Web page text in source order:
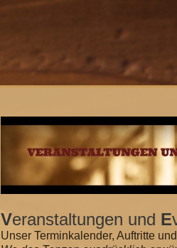
Veranstaltungen und E
Unser Terminkalender, Auftritte